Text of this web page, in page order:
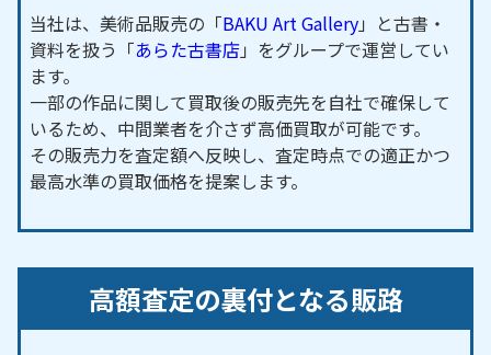
【対応主要駅】
小牧駅／田県神社前駅／味岡駅／小牧口駅／小牧原
駅
春日井市・犬山市・江南市 など、周辺地域からのご
依頼にも対応しております。
当社は、美術品販売の「BAKU Art Gallery」と古書・
資料を扱う「あらた古書店」をグループで運営してい
ます。
一部の作品に関して買取後の販売先を自社で確保して
いるため、中間業者を介さず高価買取が可能です。
その販売力を査定額へ反映し、査定時点での適正かつ
最高水準の買取価格を提案します。
高額査定の裏付となる販路